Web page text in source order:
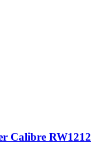
Calibre RW1212